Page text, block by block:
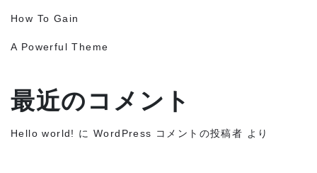
How To Gain
A Powerful Theme
最近のコメント
Hello world! にWordPress コメントの投稿者 より